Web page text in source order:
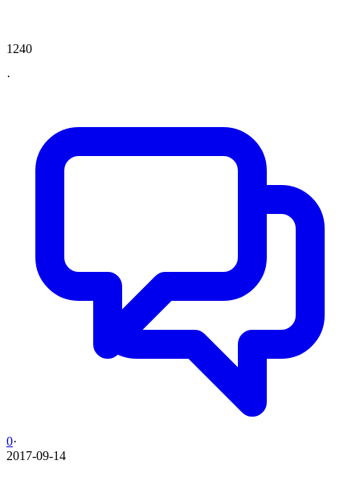
1240
·
0·
2017-09-14